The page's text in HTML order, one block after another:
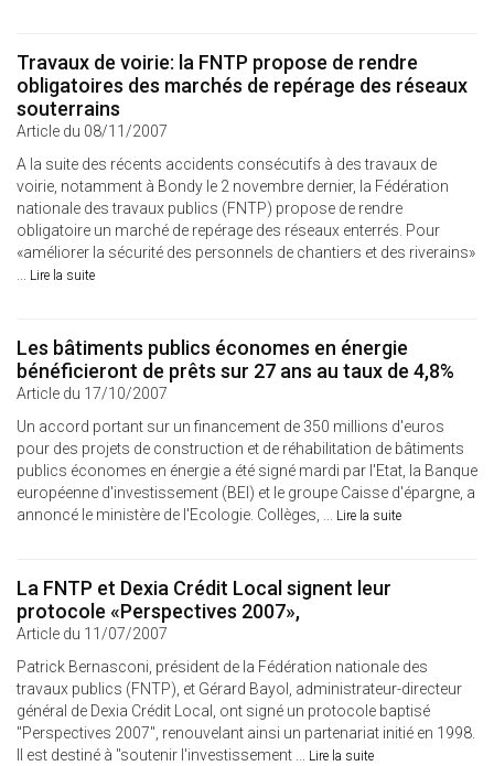
Travaux de voirie: la FNTP propose de rendre
obligatoires des marchés de repérage des réseaux
souterrains
Article du 08/11/2007
A la suite des récents accidents consécutifs à des travaux de
voirie, notamment à Bondy le 2 novembre dernier, la Fédération
nationale des travaux publics (FNTP) propose de rendre
obligatoire un marché de repérage des réseaux enterrés. Pour
«améliorer la sécurité des personnels de chantiers et des riverains»
... Lire la suite
Les bâtiments publics économes en énergie
bénéficieront de prêts sur 27 ans au taux de 4,8%
Article du 17/10/2007
Un accord portant sur un financement de 350 millions d'euros
pour des projets de construction et de réhabilitation de bâtiments
publics économes en énergie a été signé mardi par l'Etat, la Banque
européenne d'investissement (BEI) et le groupe Caisse d'épargne, a
annoncé le ministère de l'Ecologie. Collèges, ... Lire la suite
La FNTP et Dexia Crédit Local signent leur
protocole «Perspectives 2007»,
Article du 11/07/2007
Patrick Bernasconi, président de la Fédération nationale des
travaux publics (FNTP), et Gérard Bayol, administrateur-directeur
général de Dexia Crédit Local, ont signé un protocole baptisé
"Perspectives 2007", renouvelant ainsi un partenariat initié en 1998.
Il est destiné à "soutenir l'investissement ... Lire la suite